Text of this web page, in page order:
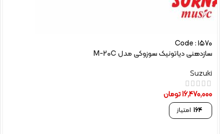
Code : 1570
سازدهنی دیاتونیک سوزوکی مدل M-20C
Suzuki
16,470,000تومان
164 امتیاز